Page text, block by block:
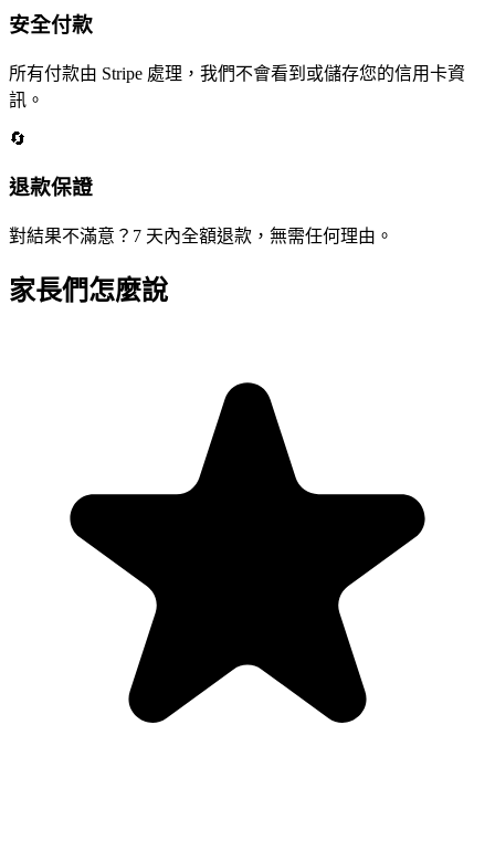
安全付款
所有付款由 Stripe 處理，我們不會看到或儲存您的信用卡資
訊。
🔄
退款保證
對結果不滿意？7 天內全額退款，無需任何理由。
家長們怎麼說